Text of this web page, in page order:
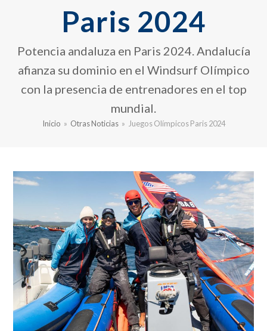
Paris 2024
Potencia andaluza en Paris 2024. Andalucía
afianza su dominio en el Windsurf Olímpico
con la presencia de entrenadores en el top
mundial.
Inicio » Otras Noticias » Juegos Olímpicos Paris 2024